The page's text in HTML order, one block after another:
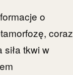
o
coraz
tkwi w